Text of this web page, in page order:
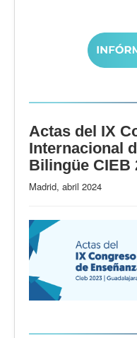
Actas del IX
Internacional
Bilingüe CIEB
Madrid, abril 2024